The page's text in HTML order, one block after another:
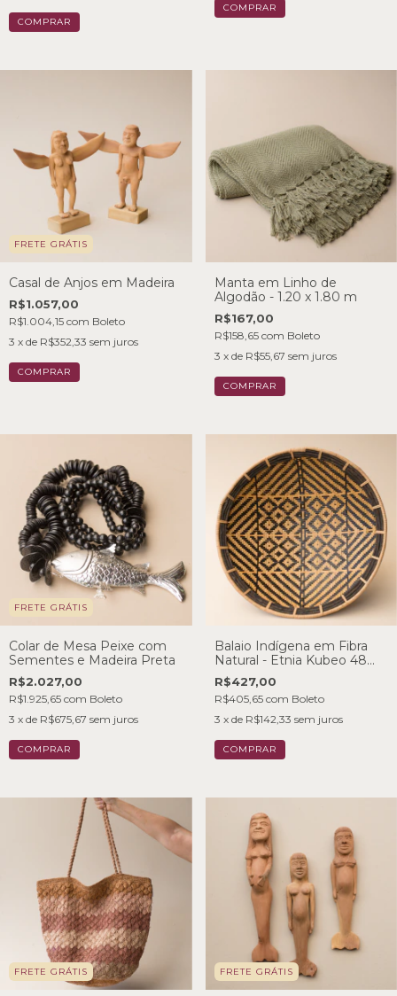
FRETE GRÁTIS
Casal de Anjos em Madeira
R$1.057,00
R$1.004,15 com Boleto
3 x de R$352,33 sem juros
Manta em Linho de
Algodão - 1.20 x 1.80 m
R$167,00
R$158,65 com Boleto
3 x de R$55,67 sem juros
FRETE GRÁTIS
Colar de Mesa Peixe com
Sementes e Madeira Preta
R$2.027,00
R$1.925,65 com Boleto
3 x de R$675,67 sem juros
Balaio Indígena em Fibra
Natural - Etnia Kubeo 48
cm
R$427,00
R$405,65 com Boleto
3 x de R$142,33 sem juros
FRETE GRÁTIS FRETE GRÁTIS